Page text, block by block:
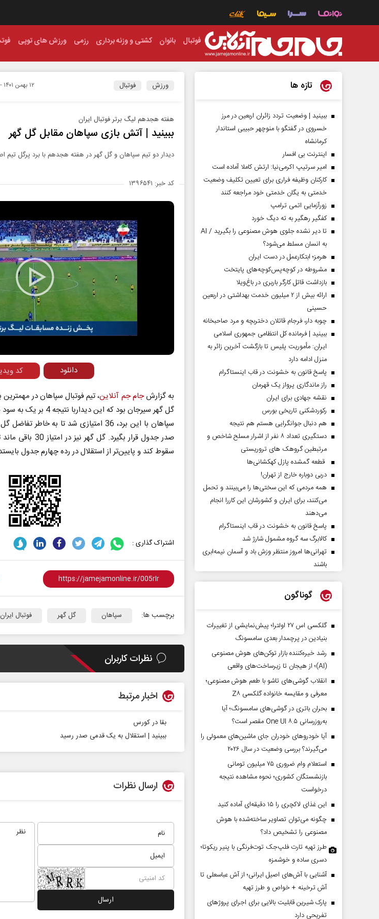
فوتبال بانوان کشتی و وزنه برداری رزمی ورزش های توپی
ورزش فوتبال ۱۲ بهمن ۱۴۰۱ - ۱۷:۱۱
هفته هجدهم لیگ برتر فوتبال ایران
ببینید | آتش‌ بازی سپاهان مقابل گل گهر
دیدار دو تیم سپاهان و گل گهر در هفته هجدهم با برد پرگل تیم
کد خبر: ۱۳۹۶۵۴۱
Play
Video
کد
دانلود
به گزارشجام جم آنلاین، تیم فوتبال سپاهان در
گل گهر سیرجان بود که این دیداربا نتیجه 4 بر یک به سود شاگردان مورایس به پایان رسید.
سپاهان با این برد، 36 امتیازی شد تا به
صدر جدول قرار
سقوط کند و پایین‌تر از استقلال در رده چهارم جدول
اشتراک گذاری :
برچسب ها: سپاهان گل گهر فوتبال ایران
نظرات کاربران
اخبار مرتبط
بقا در کورس
ببینید | استقلال به یک قدمی صدر رسید
ارسال نظرات
تازه ها
ببینید | وضعیت تردد زائران اربعین در مرز
خسروی در گفتگو با منوچهر حبیبی استاندار
کرمانشاه
اینترنت بی افسار
امیر سرتیپ اکرمی‌نیا: ارتش کاملا آماده است
کارکنان وظیفه فراری برای تعیین تکلیف وضعیت
خدمتی به یگان خدمتی خود مراجعه کنند
زورآزمایی اتمی ترامپ
کفگیر رهگیر به ته دیگ خورد
تا دیر نشده جلوی هوش مصنوعی را بگیرید / AI
به انسان مسلط می‌شود؟
هرمز؛ ابتکارعمل در دست ایران
مشروطه در کوچه‌پس‌کوچه‌های پایتخت
بازداشت قاتل کارگر باربری در باغ‌ویلا
ارائه بیش از ۲ میلیون خدمت بهداشتی در اربعین
حسینی
چوبه دار، فرجام قاتلان دختربچه و مرد صاحبخانه
ببینید | فرمانده کل انتظامی جمهوری اسلامی
ایران­: مأموریت پلیس تا بازگشت آخرین زائر به
منزل ادامه دارد
پاسخ قانون به خشونت در قاب اینستاگرام
راز ماندگاری پرواز یک قهرمان
نقشه جهادی برای ایران
رکوردشکنی تاریخی بورس
هم دنبال جوانگرایی هستم هم نتیجه
دستگیری تعداد ۸ نفر از اشرار مسلح شاخص و
مرتبطین گروهک های تروریستی
قطعه گمشده پازل کهکشانی‌ها
دربی دوباره خارج از تهران!
همه مردمی که این سختی‌ها را می‌بینند و تحمل
می‌کنند، برای ایران و کشورشان این کاررا انجام
می‌دهند
پاسخ قانون به خشونت در قاب اینستاگرام
کالابرگ سه گروه مشمول شارژ شد
تهرانی‌ها امروز منتظر وزش باد و آسمان نیمه‌ابری
باشند
گوناگون
گلکسی اس ۲۷ اولترا؛ پیش‌نمایشی از تغییرات
بنیادین در پرچمدار بعدی سامسونگ
رشد خیره‌کننده بازار توکن‌های هوش مصنوعی
(AI)؛ از هیجان تا زیرساخت‌های واقعی
انقلاب گوشی‌های تاشو‌ با طعم هوش مصنوعی؛
معرفی و مقایسه خانواده گلکسی Z۸
بحران باتری در گوشی‌های سامسونگ؛ آیا
به‌روزرسانی One UI ۸.۵ مقصر است؟
آیا خودروهای خودران جای ماشین‌های معمولی را
می‌گیرند؟ بررسی وضعیت در سال ۲۰۲۶
استعلام وام ضروری ۷۵ میلیون تومانی
بازنشستگان کشوری؛ نحوه مشاهده نتیجه
درخواست
این غذای لاکچری را ۱۵ دقیقه‌ای آماده کنید
چگونه می‌توان تصاویر ساخته‌شده با هوش
مصنوعی را تشخیص داد؟
طرز تهیه تارت فلپ‌جک توت‌فرنگی با پنیر ریکوتا؛
دسری ساده و خوشمزه
آشنایی با آش‌های اصیل ایرانی؛ از آش عباسعلی تا
آش ترخینه + خواص و طرز تهیه
پارک شیرین قابلیت‌ بالایی برای اجرای پروژهای
تفریحی دارد